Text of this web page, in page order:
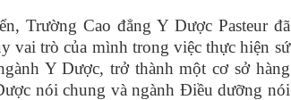
Trường Cao đẳng Y Dược Pasteur đã
vai trò của mình trong việc thực hiện sứ
Y Dược, trở thành một cơ sở hàng
nói chung và ngành Điều dưỡng nói